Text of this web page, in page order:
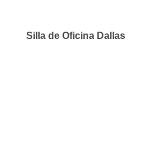
Silla de Oficina Dallas